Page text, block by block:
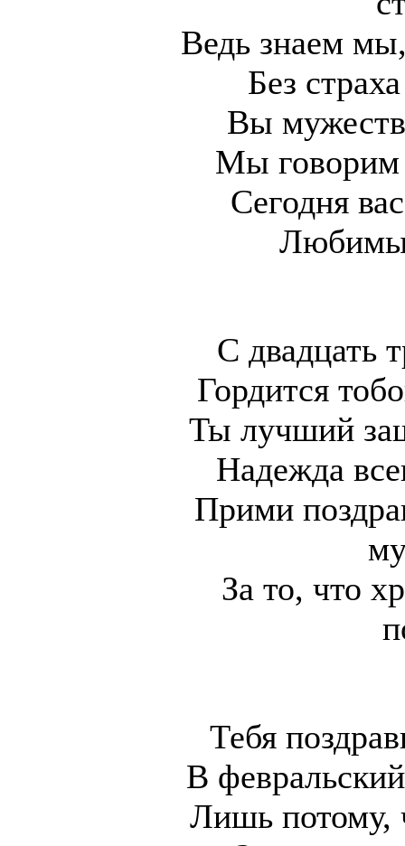
Ведь знаем
Без
Вы
Мы говорим
Сегодня
С двадцать
Гордится
Ты лучший
Надежда
Прими
За то, что
Тебя
В
Лишь потому,